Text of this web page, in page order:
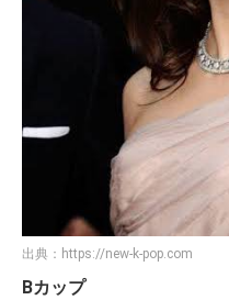
出典： https://new-k-pop.com
Bカップ